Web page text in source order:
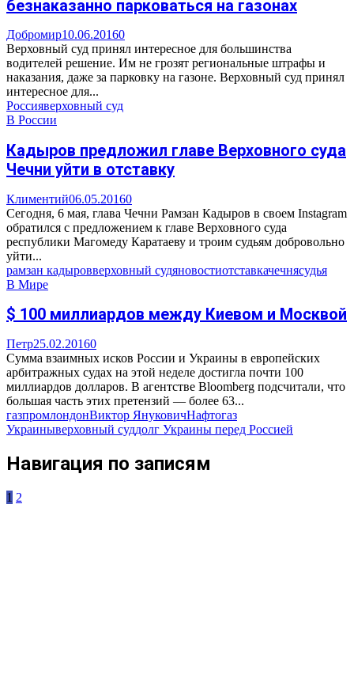
безнаказанно парковаться на газонах
Добромир10.06.20160
Верховный суд принял интересное для большинства
водителей решение. Им не грозят региональные штрафы и
наказания, даже за парковку на газоне. Верховный суд принял
интересное для...
Россияверховный суд
В России
Кадыров предложил главе Верховного суда
Чечни уйти в отставку
Климентий06.05.20160
Сегодня, 6 мая, глава Чечни Рамзан Кадыров в своем Instagram
обратился с предложением к главе Верховного суда
республики Магомеду Каратаеву и троим судьям добровольно
уйти...
рамзан кадыровверховный судяновостиотставкачечнясудья
В Мире
$ 100 миллиардов между Киевом и Москвой
Петр25.02.20160
Сумма взаимных исков России и Украины в европейских
арбитражных судах на этой неделе достигла почти 100
миллиардов долларов. В агентстве Bloomberg подсчитали, что
большая часть этих претензий — более 63...
газпромлондонВиктор ЯнуковичНафтогаз
Украиныверховный суддолг Украины перед Россией
Навигация по записям
1 2